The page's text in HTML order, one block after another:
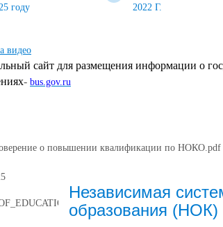
году
2022 Г.
видео
сайт для размещения информации о
- bus.gov.ru
о повышении квалификации по НОКО.pdf
Независимая
образования (НОК)